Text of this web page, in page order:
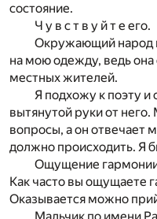
состояние.
Ч у в с т в у й т е его.
Окружающий народ
на мою одежду, ведь она
местных жителей.
Я подхожу к поэту и
вытянутой руки от
вопросы, а он отвечает
должно происходить. Я
Ощущение гармонии
Как часто вы ощущаете
Оказывается можно